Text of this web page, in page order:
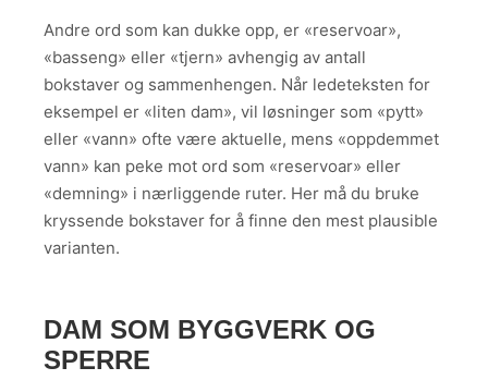
Andre ord som kan dukke opp, er «reservoar»,
«basseng» eller «tjern» avhengig av antall
bokstaver og sammenhengen. Når ledeteksten for
eksempel er «liten dam», vil løsninger som «pytt»
eller «vann» ofte være aktuelle, mens «oppdemmet
vann» kan peke mot ord som «reservoar» eller
«demning» i nærliggende ruter. Her må du bruke
kryssende bokstaver for å finne den mest plausible
varianten.
DAM SOM BYGGVERK OG
SPERRE